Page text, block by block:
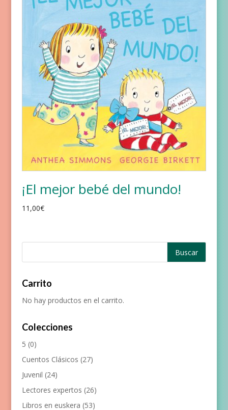
¡El mejor bebé del mundo!
11,00€
Carrito
No hay productos en el carrito.
Colecciones
5 (0)
Cuentos Clásicos (27)
Juvenil (24)
Lectores expertos (26)
Libros en euskera (53)